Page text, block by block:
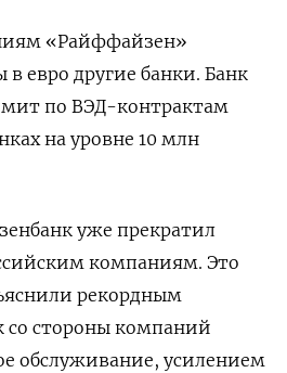
«Райффайзен»
евро другие банки. Банк
по ВЭД-контрактам
на уровне 10 млн
уже прекратил
компаниям. Это
рекордным
со стороны компаний
обслуживание, усилением